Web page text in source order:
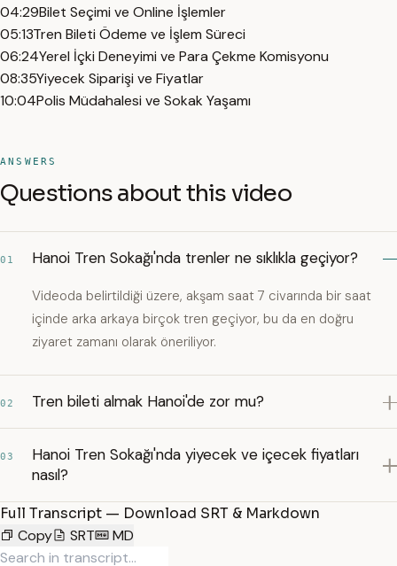
04:29Bilet Seçimi ve Online İşlemler
05:13Tren Bileti Ödeme ve İşlem Süreci
06:24Yerel İçki Deneyimi ve Para Çekme Komisyonu
08:35Yiyecek Siparişi ve Fiyatlar
10:04Polis Müdahalesi ve Sokak Yaşamı
ANSWERS
Questions about this video
01 Hanoi Tren Sokağı'nda trenler ne sıklıkla geçiyor?
Videoda belirtildiği üzere, akşam saat 7 civarında bir saat
içinde arka arkaya birçok tren geçiyor, bu da en doğru
ziyaret zamanı olarak öneriliyor.
02 Tren bileti almak Hanoi'de zor mu?
03
Hanoi Tren Sokağı'nda yiyecek ve içecek fiyatları
nasıl?
Full Transcript — Download SRT & Markdown
Copy
SRT MD